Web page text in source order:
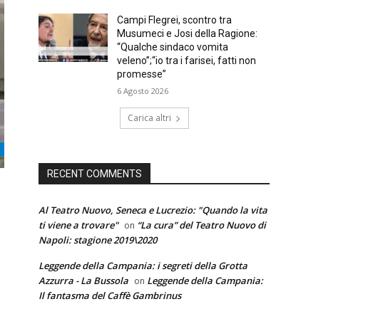
Campi Flegrei, scontro tra
Musumeci e Josi della Ragione:
“Qualche sindaco vomita
veleno”;“io tra i farisei, fatti non
promesse”
6 Agosto 2026
Carica altri
RECENT COMMENTS
Al Teatro Nuovo, Seneca e Lucrezio: "Quando la vita
ti viene a trovare" on “La cura” del Teatro Nuovo di
Napoli: stagione 2019\2020
Leggende della Campania: i segreti della Grotta
Azzurra - La Bussola on Leggende della Campania:
Il fantasma del Caffè Gambrinus